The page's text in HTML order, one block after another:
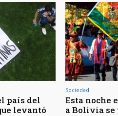
país del
levantó
Sociedad
Esta noche
a Bolivia se